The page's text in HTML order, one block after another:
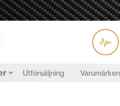
Utförsäljning Varumärken